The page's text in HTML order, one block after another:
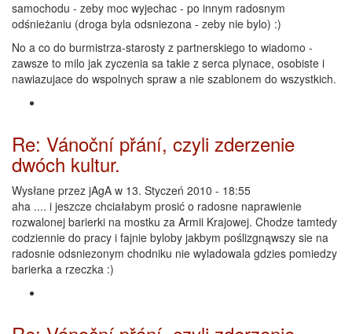
samochodu - zeby moc wyjechac - po innym radosnym
odśnieżaniu (droga byla odsniezona - zeby nie bylo) :)
No a co do burmistrza-starosty z partnerskiego to wiadomo -
zawsze to milo jak zyczenia sa takie z serca plynace, osobiste i
nawiazujace do wspolnych spraw a nie szablonem do wszystkich.
Re: Vánoční přání, czyli zderzenie
dwóch kultur.
Wysłane przez jAgA w 13. Styczeń 2010 - 18:55
aha .... i jeszcze chciałabym prosić o radosne naprawienie
rozwalonej barierki na mostku za Armii Krajowej. Chodze tamtedy
codziennie do pracy i fajnie byloby jakbym poślizgnąwszy sie na
radosnie odsniezonym chodniku nie wyladowala gdzies pomiedzy
barierka a rzeczka :)